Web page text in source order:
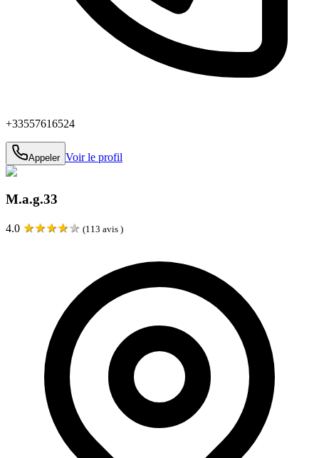
+33557616524
Appeler Voir le profil
M.a.g.33
4.0 ★★★★★ (113 avis )